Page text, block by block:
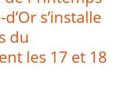
s’installe
du
les 17 et 18